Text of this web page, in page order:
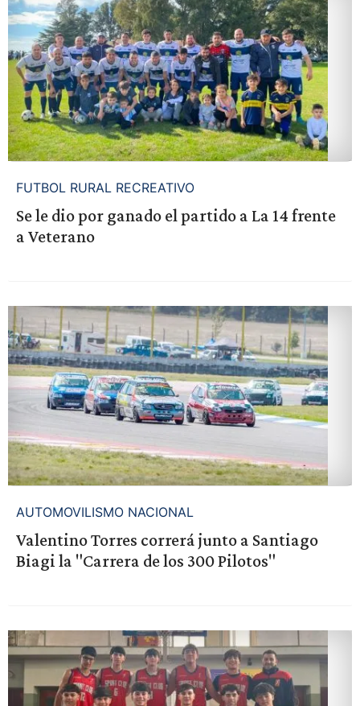
FUTBOL RURAL RECREATIVO
Se le dio por ganado el partido a La 14 frente
a Veterano
AUTOMOVILISMO NACIONAL
Valentino Torres correrá junto a Santiago
Biagi la "Carrera de los 300 Pilotos"